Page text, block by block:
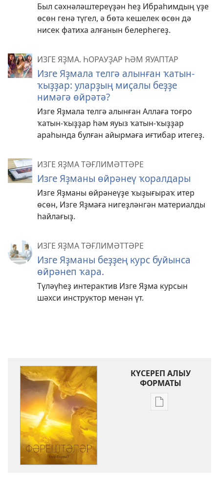
Был сәхнәләштереүҙән һеҙ Ибраһимдың үҙе
өсөн генә түгел, ә бөтә кешелек өсөн дә
нисек фатиха алғанын белерһегеҙ.
ИЗГЕ ЯҘМА. ҺОРАУҘАР ҺӘМ ЯУАПТАР
Изге Яҙмала телгә алынған ҡатын-
ҡыҙҙар: уларҙың миҫалы беҙҙе
нимәгә өйрәтә?
Изге Яҙмала телгә алынған Аллаға тоғро
ҡатын-ҡыҙҙар һәм яуыз ҡатын-ҡыҙҙар
араһында булған айырмаға иғтибар итегеҙ.
ИЗГЕ ЯҘМА ТӘҒЛИМӘТТӘРЕ
Изге Яҙманы өйрәнеү ҡоралдары
Изге Яҙманы өйрәнеүҙе ҡыҙығыраҡ итер
өсөн, Изге Яҙмаға нигеҙләнгән материалды
һайлағыҙ.
ИЗГЕ ЯҘМА ТӘҒЛИМӘТТӘРЕ
Изге Яҙманы беҙҙең курс буйынса
өйрәнеп ҡара.
Түләүһеҙ интерактив Изге Яҙма курсын
шәхси инструктор менән үт.
КҮСЕРЕП АЛЫУ
ФОРМАТЫ
Баҫмаларҙы